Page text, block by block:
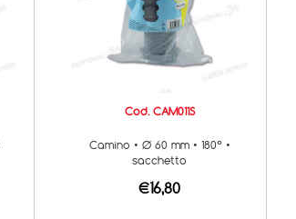
Cod. CAM011S
Camino • Ø 60 mm • 180° •
sacchetto
€16,80